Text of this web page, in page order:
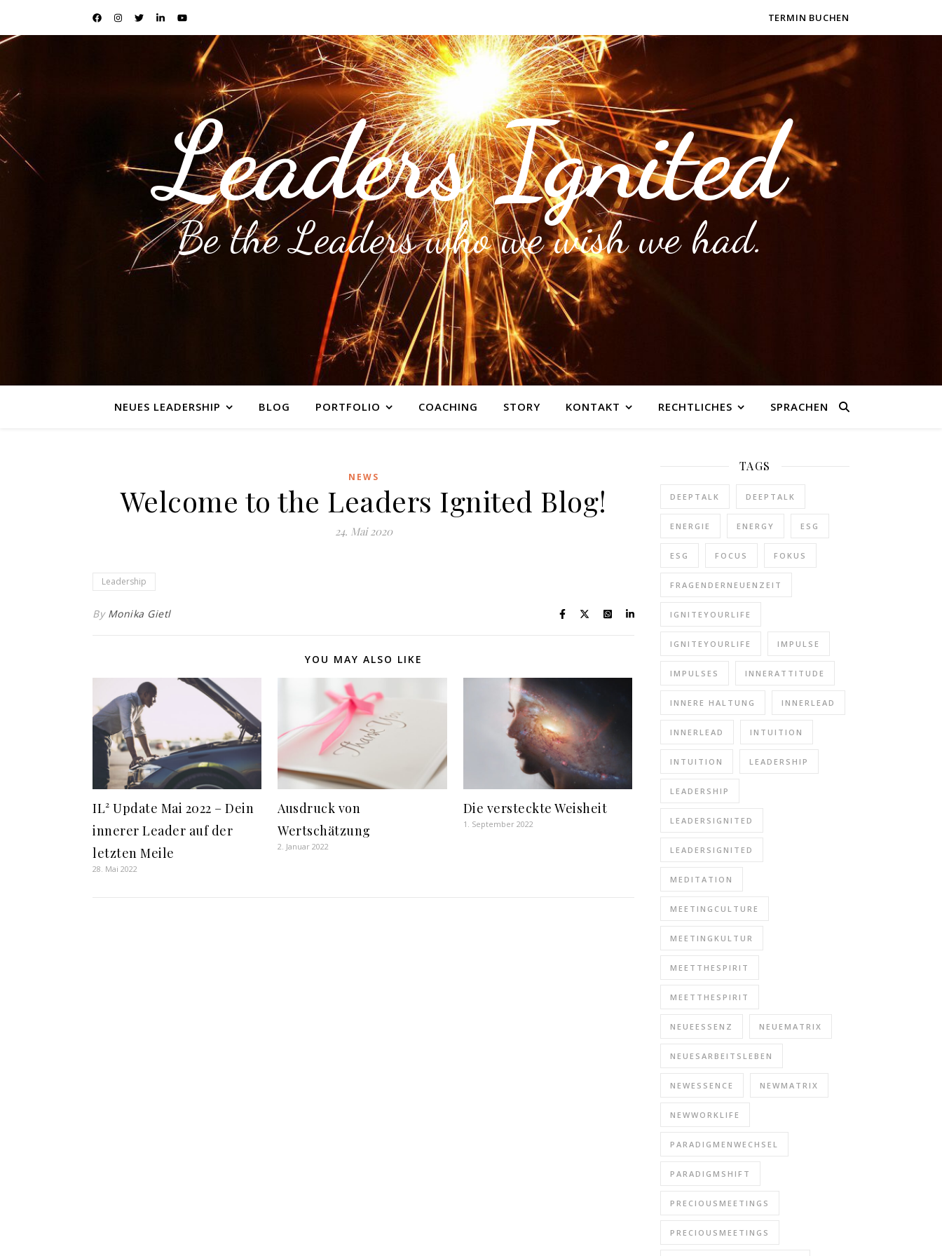
TERMIN BUCHEN
Leaders Ignited
Be the Leaders who we wish we had.
NEUES LEADERSHIP BLOG PORTFOLIO COACHING STORY KONTAKT RECHTLICHES SPRACHEN
NEWS
Welcome to the Leaders Ignited Blog!
24. Mai 2020
Leadership
By Monika Gietl
YOU MAY ALSO LIKE
IL² Update Mai 2022 – Dein
innerer Leader auf der
letzten Meile
28. Mai 2022
Ausdruck von
Wertschätzung
2. Januar 2022
Die versteckte Weisheit
1. September 2022
TAGS
DEEPTALK DEEPTALK
ENERGIE ENERGY ESG
ESG FOCUS FOKUS
FRAGENDERNEUENZEIT
IGNITEYOURLIFE
IGNITEYOURLIFE IMPULSE
IMPULSES INNERATTITUDE
INNERE HALTUNG INNERLEAD
INNERLEAD INTUITION
INTUITION LEADERSHIP
LEADERSHIP
LEADERSIGNITED
LEADERSIGNITED
MEDITATION
MEETINGCULTURE
MEETINGKULTUR
MEETTHESPIRIT
MEETTHESPIRIT
NEUEESSENZ NEUEMATRIX
NEUESARBEITSLEBEN
NEWESSENCE NEWMATRIX
NEWWORKLIFE
PARADIGMENWECHSEL
PARADIGMSHIFT
PRECIOUSMEETINGS
PRECIOUSMEETINGS